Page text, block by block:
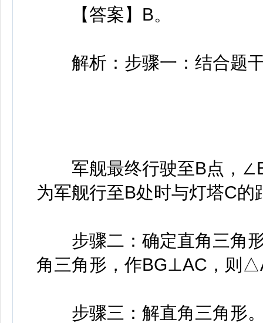
【答案】B。
解析：步骤一：结合题干
军舰最终行驶至B点，
为军舰行至B处时与灯塔C的
步骤二：确定直角三角形
角三角形，作BG⊥AC，则
步骤三：解直角三角形